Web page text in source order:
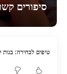
סיפורים
טיפים לבחירה: